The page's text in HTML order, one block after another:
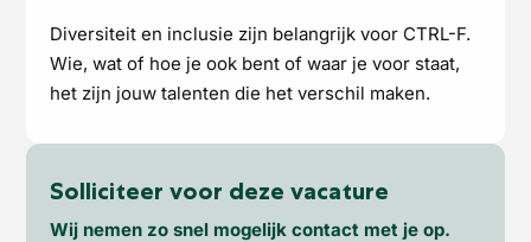
Diversiteit en inclusie zijn belangrijk voor CTRL-F.
Wie, wat of hoe je ook bent of waar je voor staat,
het zijn jouw talenten die het verschil maken.
Solliciteer voor deze vacature
Wij nemen zo snel mogelijk contact met je op.